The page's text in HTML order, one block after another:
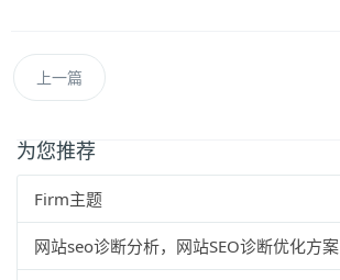
上一篇
为您推荐
Firm主题
网站seo诊断分析，网站SEO诊断优化方案